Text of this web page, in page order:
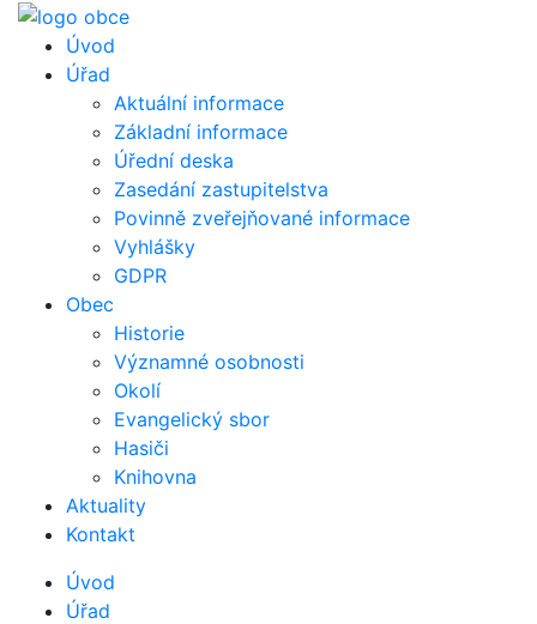
Úvod
Úřad
Aktuální informace
Základní informace
Úřední deska
Zasedání zastupitelstva
Povinně zveřejňované informace
Vyhlášky
GDPR
Obec
Historie
Významné osobnosti
Okolí
Evangelický sbor
Hasiči
Knihovna
Aktuality
Kontakt
Úvod
Úřad